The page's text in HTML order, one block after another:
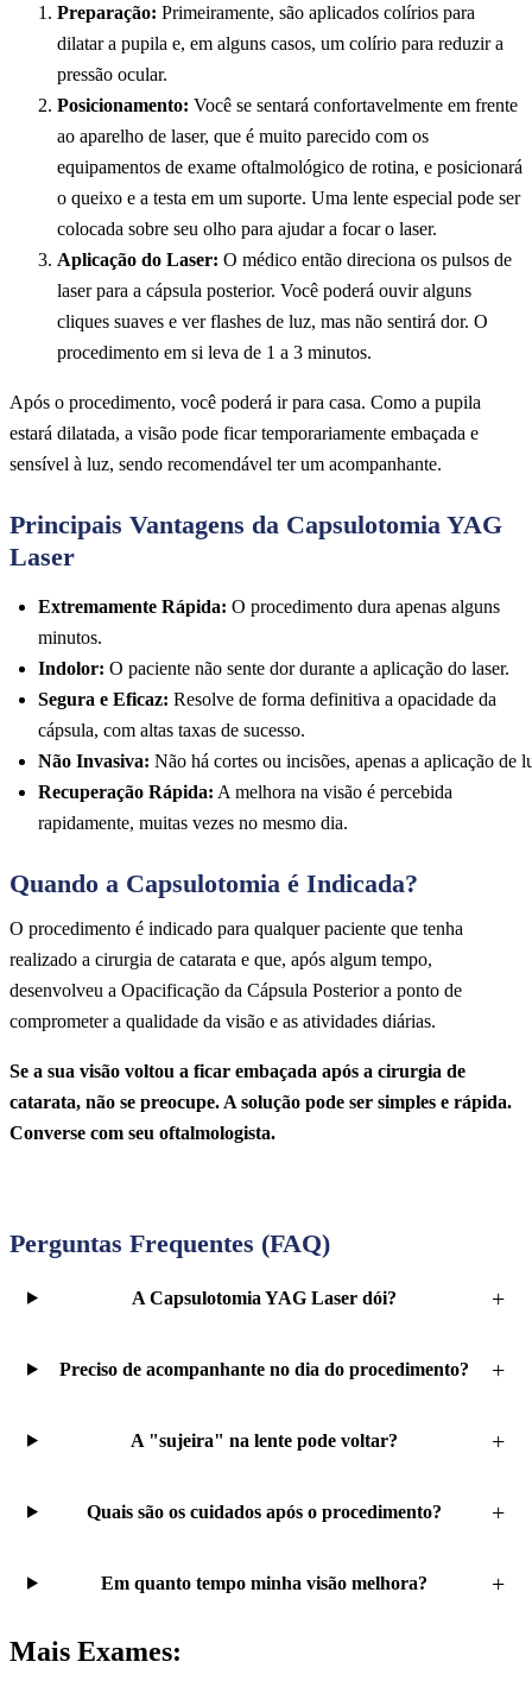
Preparação: Primeiramente, são aplicados colírios para
dilatar a pupila e, em alguns casos, um colírio para reduzir a
pressão ocular.
Posicionamento: Você se sentará confortavelmente em frente
ao aparelho de laser, que é muito parecido com os
equipamentos de exame oftalmológico de rotina, e posicionará
o queixo e a testa em um suporte. Uma lente especial pode ser
colocada sobre seu olho para ajudar a focar o laser.
Aplicação do Laser: O médico então direciona os pulsos de
laser para a cápsula posterior. Você poderá ouvir alguns
cliques suaves e ver flashes de luz, mas não sentirá dor. O
procedimento em si leva de 1 a 3 minutos.
Após o procedimento, você poderá ir para casa. Como a pupila
estará dilatada, a visão pode ficar temporariamente embaçada e
sensível à luz, sendo recomendável ter um acompanhante.
Principais Vantagens da Capsulotomia YAG
Laser
Extremamente Rápida: O procedimento dura apenas alguns
minutos.
Indolor: O paciente não sente dor durante a aplicação do laser.
Segura e Eficaz: Resolve de forma definitiva a opacidade da
cápsula, com altas taxas de sucesso.
Não Invasiva: Não há cortes ou incisões, apenas a aplicação de
Recuperação Rápida: A melhora na visão é percebida
rapidamente, muitas vezes no mesmo dia.
Quando a Capsulotomia é Indicada?
O procedimento é indicado para qualquer paciente que tenha
realizado a cirurgia de catarata e que, após algum tempo,
desenvolveu a Opacificação da Cápsula Posterior a ponto de
comprometer a qualidade da visão e as atividades diárias.
Se a sua visão voltou a ficar embaçada após a cirurgia de
catarata, não se preocupe. A solução pode ser simples e rápida.
Converse com seu oftalmologista.
Perguntas Frequentes (FAQ)
A Capsulotomia YAG Laser dói?
Preciso de acompanhante no dia do procedimento?
A "sujeira" na lente pode voltar?
Quais são os cuidados após o procedimento?
Em quanto tempo minha visão melhora?
Mais Exames: